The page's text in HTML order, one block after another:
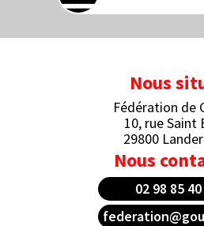
Nous
Fédération de
10, rue Saint
29800
Nous
02 98 85